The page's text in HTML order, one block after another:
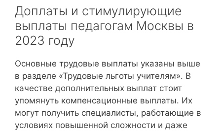
Доплаты и стимулирующие
выплаты педагогам Москвы в
2023 году
Основные трудовые выплаты указаны выше
в разделе «Трудовые льготы учителям». В
качестве дополнительных выплат стоит
упомянуть компенсационные выплаты. Их
могут получить специалисты, работающие в
условиях повышенной сложности и даже